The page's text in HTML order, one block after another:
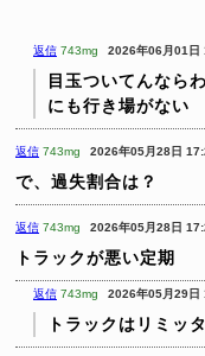
返信 743mg 2026年06月01日
目玉ついてんなら
にも行き場がない
返信 743mg 2026年05月28日
で、過失割合は？
返信 743mg 2026年05月28日
トラックが悪い定期
返信 743mg 2026年05月29日
トラックはリミッ